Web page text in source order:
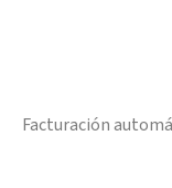
Facturación